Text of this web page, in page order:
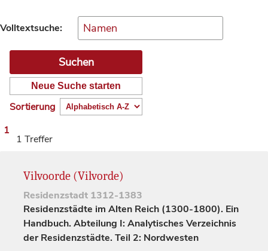
Volltextsuche:
Neue Suche starten
Sortierung
1
1 Treffer
Vilvoorde (Vilvorde)
Residenzstadt 1312-1383
Residenzstädte im Alten Reich (1300-1800). Ein
Handbuch. Abteilung I: Analytisches Verzeichnis
der Residenzstädte. Teil 2: Nordwesten